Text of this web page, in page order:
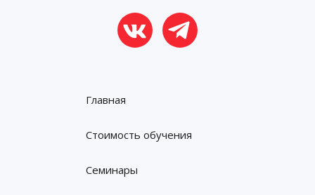
Главная
Стоимость обучения
Семинары